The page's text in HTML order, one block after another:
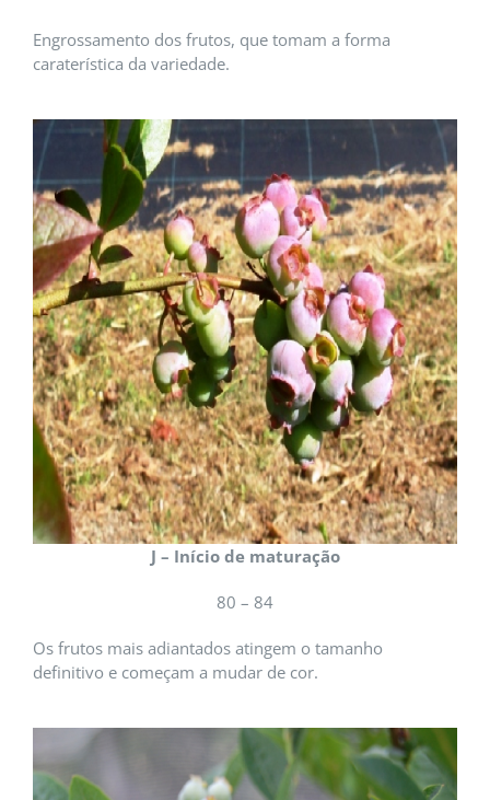
Engrossamento dos frutos, que tomam a forma
caraterística da variedade.
J – Início de maturação
80 – 84
Os frutos mais adiantados atingem o tamanho
definitivo e começam a mudar de cor.